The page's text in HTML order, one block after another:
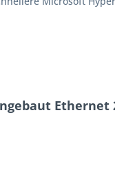
Ethernet